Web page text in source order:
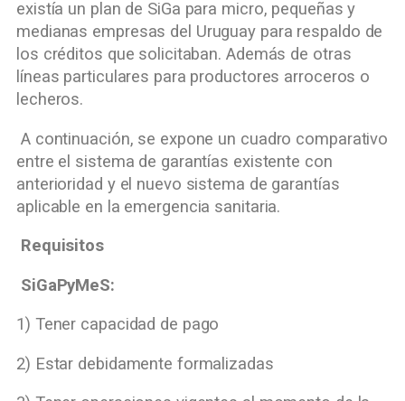
existía un plan de SiGa para micro, pequeñas y
medianas empresas del Uruguay para respaldo de
los créditos que solicitaban. Además de otras
líneas particulares para productores arroceros o
lecheros.
A continuación, se expone un cuadro comparativo
entre el sistema de garantías existente con
anterioridad y el nuevo sistema de garantías
aplicable en la emergencia sanitaria.
Requisitos
SiGaPyMeS:
1) Tener capacidad de pago
2) Estar debidamente formalizadas